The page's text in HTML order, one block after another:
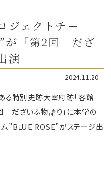
ジェクトチー
が「第2回 だざ
演
2024.11.20
る特別史跡大宰府跡「客館
だざいふ物語り」に本学の
”BLUE ROSE”がステージ出